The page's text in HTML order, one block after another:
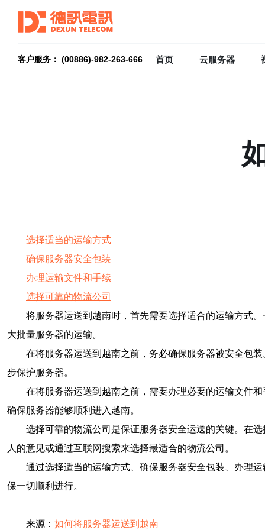
客户服务： (00886)-982-263-666 首页 云服务器
选择适当的运输方式
确保服务器安全包装
办理运输文件和手续
选择可靠的物流公司
将服务器运送到越南时，首先需要选择适合的运输方式
大批量服务器的运输。
在将服务器运送到越南之前，务必确保服务器被安全包
步保护服务器。
在将服务器运送到越南之前，需要办理必要的运输文件
确保服务器能够顺利进入越南。
选择可靠的物流公司是保证服务器安全运送的关键。在
人的意见或通过互联网搜索来选择最适合的物流公司。
通过选择适当的运输方式、确保服务器安全包装、办理
保一切顺利进行。
来源： 如何将服务器运送到越南